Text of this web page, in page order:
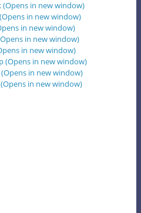
(Opens in new window)
in new window)
in new window)
in new window)
in new window)
(Opens in new window)
in new window)
in new window)